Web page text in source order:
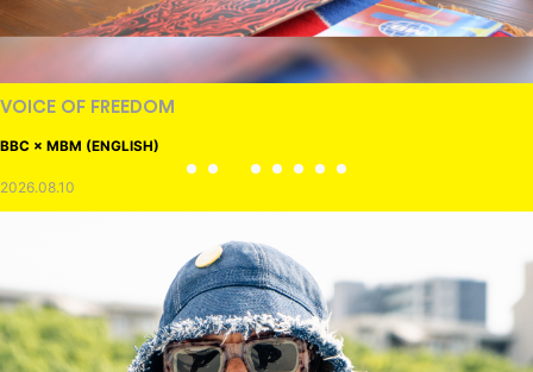
VOICE OF FREEDOM
BBC × MBM (ENGLISH)
2026.08.10